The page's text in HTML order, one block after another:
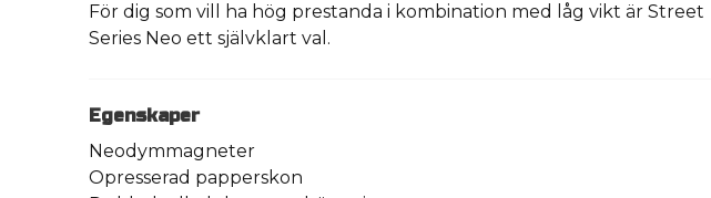
För dig som vill ha hög prestanda i kombination med låg vikt är Street
Series Neo ett självklart val.
Egenskaper
Neodymmagneter
Opresserad papperskon